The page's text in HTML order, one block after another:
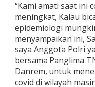
“Kami amati saat ini
meningkat, Kalau
epidemiologi
menyampaikan ini,
saya Anggota Polri
bersama Panglima
Danrem, untuk
covid di wilayah